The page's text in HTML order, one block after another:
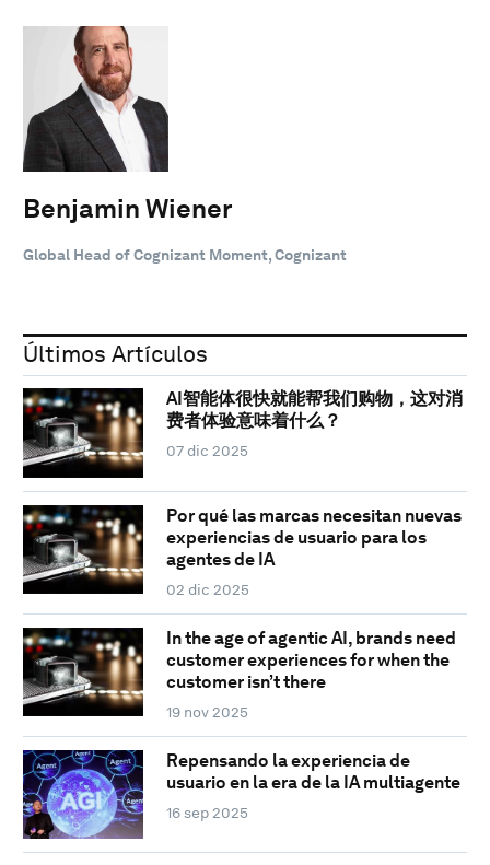
Benjamin Wiener
Global Head of Cognizant Moment, Cognizant
Últimos Artículos
AI智能体很快就能帮我们购物，这对消
费者体验意味着什么？
07 dic 2025
Por qué las marcas necesitan nuevas
experiencias de usuario para los
agentes de IA
02 dic 2025
In the age of agentic AI, brands need
customer experiences for when the
customer isn’t there
19 nov 2025
Repensando la experiencia de
usuario en la era de la IA multiagente
16 sep 2025